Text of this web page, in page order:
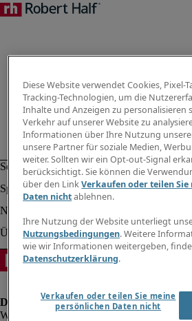
Diese Website verwendet Cookies, Pixel-
Tracking-Technologien, um die
Inhalte und Anzeigen zu personalisieren
Verkehr auf unserer Website zu
Informationen über Ihre Nutzung
unsere Partner für soziale Medien,
weiter. Sollten wir ein Opt-out-Signal
berücksichtigt. Sie können die
über den LinkVerkaufen oder teilen
Daten nichtablehnen.
Ihre Nutzung der Website unterliegt
Nutzungsbedingungen. Weitere
wie wir Informationen weitergeben,
Datenschutzerklärung.
Verkaufen oder teilen Sie meine
persönlichen Daten nicht